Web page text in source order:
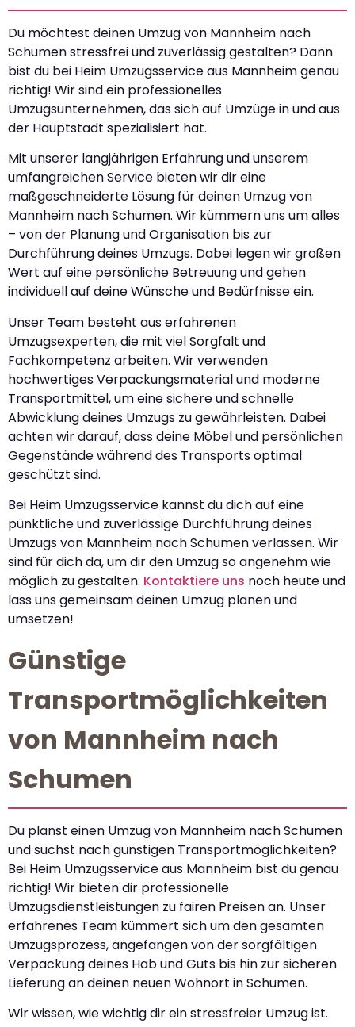
Du möchtest deinen Umzug von Mannheim nach
Schumen stressfrei und zuverlässig gestalten? Dann
bist du bei Heim Umzugsservice aus Mannheim genau
richtig! Wir sind ein professionelles
Umzugsunternehmen, das sich auf Umzüge in und aus
der Hauptstadt spezialisiert hat.
Mit unserer langjährigen Erfahrung und unserem
umfangreichen Service bieten wir dir eine
maßgeschneiderte Lösung für deinen Umzug von
Mannheim nach Schumen. Wir kümmern uns um alles
– von der Planung und Organisation bis zur
Durchführung deines Umzugs. Dabei legen wir großen
Wert auf eine persönliche Betreuung und gehen
individuell auf deine Wünsche und Bedürfnisse ein.
Unser Team besteht aus erfahrenen
Umzugsexperten, die mit viel Sorgfalt und
Fachkompetenz arbeiten. Wir verwenden
hochwertiges Verpackungsmaterial und moderne
Transportmittel, um eine sichere und schnelle
Abwicklung deines Umzugs zu gewährleisten. Dabei
achten wir darauf, dass deine Möbel und persönlichen
Gegenstände während des Transports optimal
geschützt sind.
Bei Heim Umzugsservice kannst du dich auf eine
pünktliche und zuverlässige Durchführung deines
Umzugs von Mannheim nach Schumen verlassen. Wir
sind für dich da, um dir den Umzug so angenehm wie
möglich zu gestalten. Kontaktiere uns noch heute und
lass uns gemeinsam deinen Umzug planen und
umsetzen!
Günstige
Transportmöglichkeiten
von Mannheim nach
Schumen
Du planst einen Umzug von Mannheim nach Schumen
und suchst nach günstigen Transportmöglichkeiten?
Bei Heim Umzugsservice aus Mannheim bist du genau
richtig! Wir bieten dir professionelle
Umzugsdienstleistungen zu fairen Preisen an. Unser
erfahrenes Team kümmert sich um den gesamten
Umzugsprozess, angefangen von der sorgfältigen
Verpackung deines Hab und Guts bis hin zur sicheren
Lieferung an deinen neuen Wohnort in Schumen.
Wir wissen, wie wichtig dir ein stressfreier Umzug ist.